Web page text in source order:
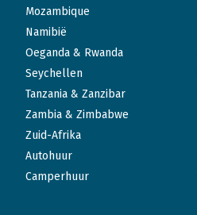
Mozambique
Namibië
Oeganda & Rwanda
Seychellen
Tanzania & Zanzibar
Zambia & Zimbabwe
Zuid-Afrika
Autohuur
Camperhuur